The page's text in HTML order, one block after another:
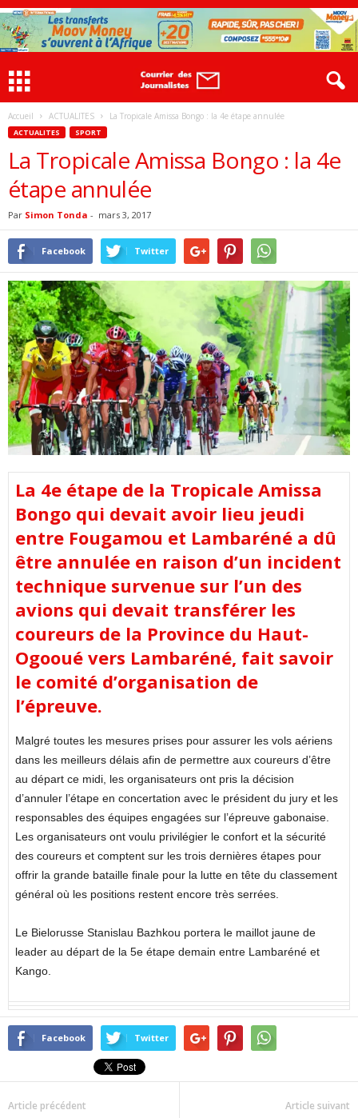
Accueil ACTUALITES La Tropicale Amissa Bongo : la 4e étape annulée
ACTUALITES SPORT
La Tropicale Amissa Bongo : la 4e
étape annulée
Par Simon Tonda - mars 3, 2017
Facebook Twitter
La 4e étape de la Tropicale Amissa
Bongo qui devait avoir lieu jeudi
entre Fougamou et Lambaréné a dû
être annulée en raison d’un incident
technique survenue sur l’un des
avions qui devait transférer les
coureurs de la Province du Haut-
Ogooué vers Lambaréné, fait savoir
le comité d’organisation de
l’épreuve.
Malgré toutes les mesures prises pour assurer les vols aériens
dans les meilleurs délais afin de permettre aux coureurs d’être
au départ ce midi, les organisateurs ont pris la décision
d’annuler l’étape en concertation avec le président du jury et les
responsables des équipes engagées sur l’épreuve gabonaise.
Les organisateurs ont voulu privilégier le confort et la sécurité
des coureurs et comptent sur les trois dernières étapes pour
offrir la grande bataille finale pour la lutte en tête du classement
général où les positions restent encore très serrées.
Le Bielorusse Stanislau Bazhkou portera le maillot jaune de
leader au départ de la 5e étape demain entre Lambaréné et
Kango.
Facebook Twitter
Article précédent Article suivant